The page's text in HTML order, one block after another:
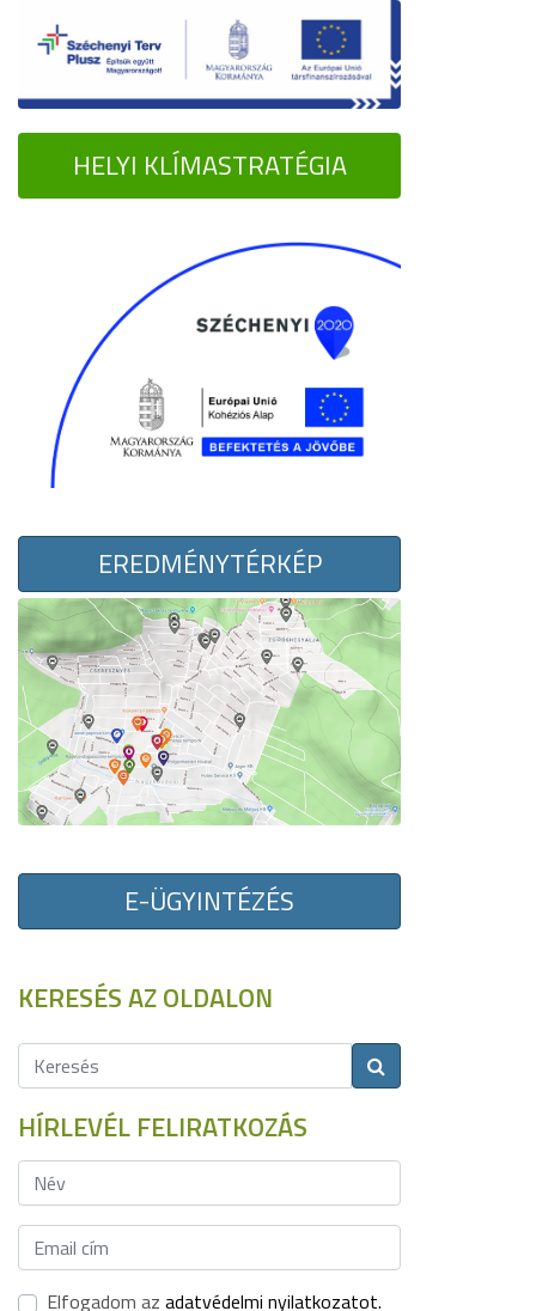
HELYI KLÍMASTRATÉGIA
EREDMÉNYTÉRKÉP
E-ÜGYINTÉZÉS
KERESÉS AZ OLDALON
HÍRLEVÉL FELIRATKOZÁS
Elfogadom az adatvédelmi nyilatkozatot.